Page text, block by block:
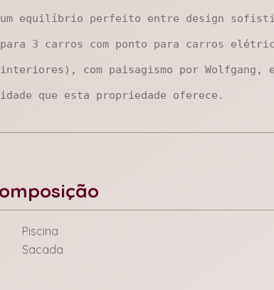
equilíbrio perfeito entre design
para 3 carros com ponto para carros
com paisagismo por
que esta propriedade oferece.
Piscina
Sacada